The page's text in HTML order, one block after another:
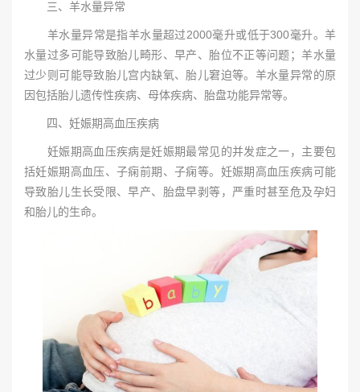
三、羊水量异常
羊水量异常是指羊水量超过2000毫升或低于300毫升。羊
水量过多可能导致胎儿畸形、早产、胎位不正等问题；羊水量
过少则可能导致胎儿宫内缺氧、胎儿窘迫等。羊水量异常的原
因包括胎儿遗传性疾病、母体疾病、胎盘功能异常等。
四、妊娠期高血压疾病
妊娠期高血压疾病是妊娠期最常见的并发症之一，主要包
括妊娠期高血压、子痫前期、子痫等。妊娠期高血压疾病可能
导致胎儿生长受限、早产、胎盘早剥等，严重时甚至危及孕妇
和胎儿的生命。